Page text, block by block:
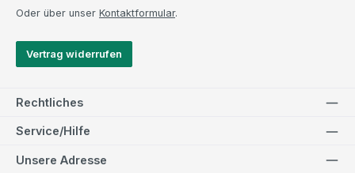
Oder über unser Kontaktformular.
Vertrag widerrufen
Rechtliches
Service/Hilfe
Unsere Adresse